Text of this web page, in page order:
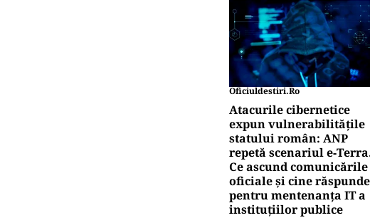
Oficiuldestiri.ro
Atacurile cibernetice
expun vulnerabilitățile
statului român: ANP
repetă scenariul
Ce ascund comunicările
oficiale și cine răspunde
pentru mentenanța IT a
instituțiilor publice